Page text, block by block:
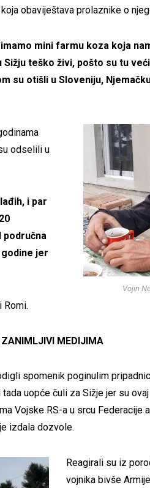
obaviještava prolaznike o
mini farmu koza koja
teško živi, pošto su tu
su otišli u Sloveniju,
Vojin
odselili u
i par
područna
jer
Romi.
MEDIJIMA
spomenik poginulim
uopće čuli za Sižje jer su
Vojske RS-a u srcu Federacije
izdala dozvole.
Reagirali su iz
vojnika bivše